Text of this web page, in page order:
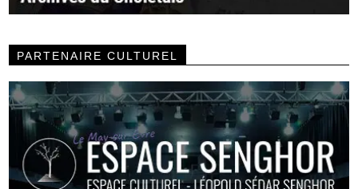
PARTENAIRE CULTUREL